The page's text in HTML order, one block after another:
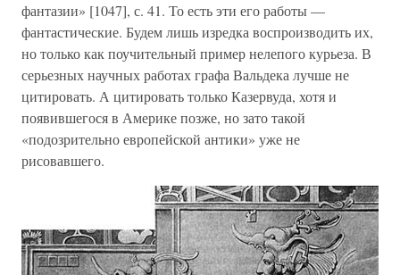
фантазии» [1047], с. 41. То есть эти его работы —
фантастические. Будем лишь изредка воспроизводить их,
но только как поучительный пример нелепого курьеза. В
серьезных научных работах графа Вальдека лучше не
цитировать. А цитировать только Казервуда, хотя и
появившегося в Америке позже, но зато такой
«подозрительно европейской антики» уже не
рисовавшего.